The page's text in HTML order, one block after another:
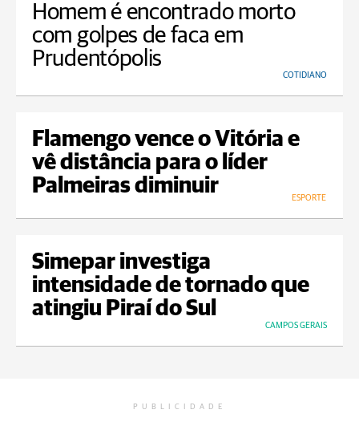
Homem é encontrado morto
com golpes de faca em
Prudentópolis
COTIDIANO
Flamengo vence o Vitória e
vê distância para o líder
Palmeiras diminuir
ESPORTE
Simepar investiga
intensidade de tornado que
atingiu Piraí do Sul
CAMPOS GERAIS
PUBLICIDADE